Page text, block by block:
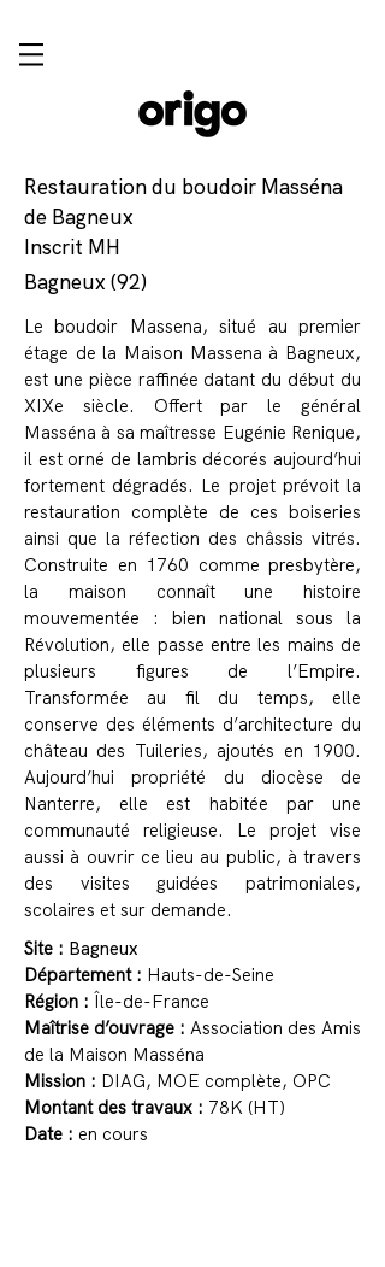
Restauration du boudoir Masséna
de Bagneux
Inscrit MH
Bagneux (92)
Le boudoir Massena, situé au premier
étage de la Maison Massena à Bagneux,
est une pièce raffinée datant du début du
XIXe siècle. Offert par le général
Masséna à sa maîtresse Eugénie Renique,
il est orné de lambris décorés aujourd’hui
fortement dégradés. Le projet prévoit la
restauration complète de ces boiseries
ainsi que la réfection des châssis vitrés.
Construite en 1760 comme presbytère,
la maison connaît une histoire
mouvementée : bien national sous la
Révolution, elle passe entre les mains de
plusieurs figures de l’Empire.
Transformée au fil du temps, elle
conserve des éléments d’architecture du
château des Tuileries, ajoutés en 1900.
Aujourd’hui propriété du diocèse de
Nanterre, elle est habitée par une
communauté religieuse. Le projet vise
aussi à ouvrir ce lieu au public, à travers
des visites guidées patrimoniales,
scolaires et sur demande.
Site : Bagneux
Département : Hauts-de-Seine
Région : Île-de-France
Maîtrise d’ouvrage : Association des Amis
de la Maison Masséna
Mission : DIAG, MOE complète, OPC
Montant des travaux : 78K (HT)
Date : en cours